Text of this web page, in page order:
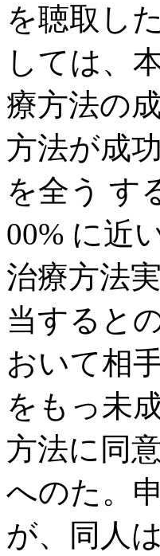
を聴取し
しては、
療方法の
方法が成
を全う す
00% に近
治療方法
当すると
おいて相
をもっ未
方法に同
へのた。
が、同人